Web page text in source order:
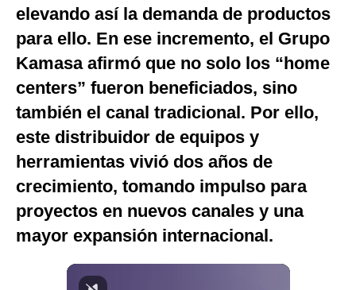
Mix
G de Gestión
Notas Contratadas
Gestión TV
Videos
Fotogalerías
elevando así la demanda de productos
para ello. En ese incremento, el Grupo
Kamasa afirmó que no solo los “home
centers” fueron beneficiados, sino
también el canal tradicional. Por ello,
este distribuidor de equipos y
herramientas vivió dos años de
crecimiento, tomando impulso para
proyectos en nuevos canales y una
mayor expansión internacional.